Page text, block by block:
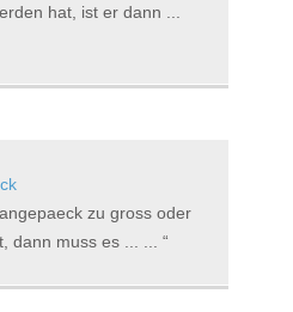
hat, ist er dann ...
zu gross oder
dann muss es ... ...